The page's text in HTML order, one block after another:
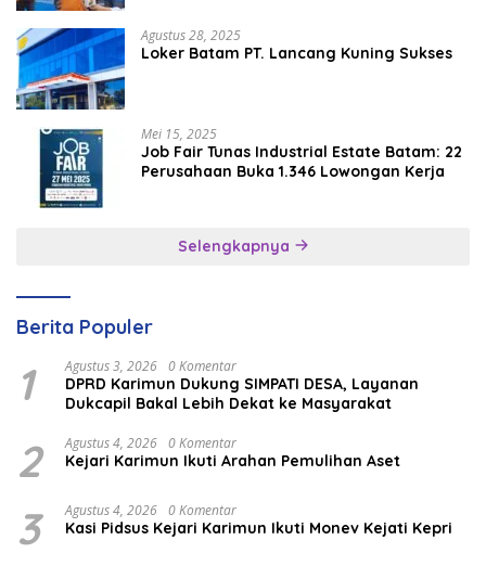
Agustus 28, 2025
Loker Batam PT. Lancang Kuning Sukses
Mei 15, 2025
Job Fair Tunas Industrial Estate Batam: 22
Perusahaan Buka 1.346 Lowongan Kerja
Selengkapnya
Berita Populer
1 Agustus 3, 2026 0 Komentar
DPRD Karimun Dukung SIMPATI DESA, Layanan
Dukcapil Bakal Lebih Dekat ke Masyarakat
2 Agustus 4, 2026 0 Komentar
Kejari Karimun Ikuti Arahan Pemulihan Aset
3 Agustus 4, 2026 0 Komentar
Kasi Pidsus Kejari Karimun Ikuti Monev Kejati Kepri